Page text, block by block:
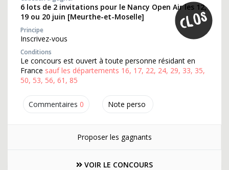
Commentaires 0 Note perso
6 lots de 2 invitations pour le Nancy Open Air les 12,
19 ou 20 juin [Meurthe-et-Moselle]
Principe
Inscrivez-vous
Conditions
Le concours est ouvert à toute personne résidant en
France sauf les départements 16, 17, 22, 24, 29, 33, 35,
50, 53, 56, 61, 85
Proposer les gagnants
VOIR LE CONCOURS